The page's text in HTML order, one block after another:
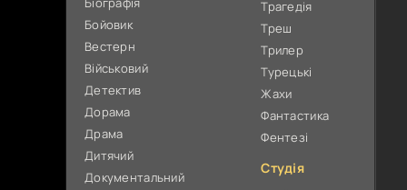
Бойовик
Вестерн
Військовий
Детектив
Дорама
Драма
Дитячий
Документальний
Трагедія
Треш
Трилер
Турецькі
Жахи
Фантастика
Фентезі
Студія